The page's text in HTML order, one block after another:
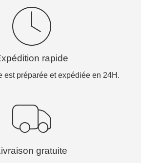
rapide
est préparée et expédiée en 24H.
gratuite